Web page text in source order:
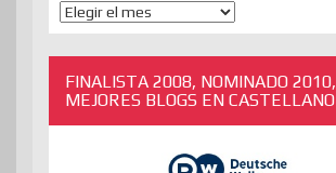
ENTRADAS
ANTERIORES
FINALISTA 2008, NOMINADO
MEJORES BLOGS EN CASTELLANO